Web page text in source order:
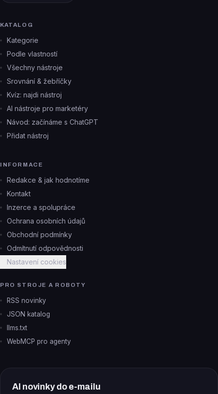
KATALOG
Kategorie
Podle vlastností
Všechny nástroje
Srovnání & žebříčky
Kvíz: najdi nástroj
AI nástroje pro marketéry
Návod: začínáme s ChatGPT
Přidat nástroj
INFORMACE
Redakce & jak hodnotíme
Kontakt
Inzerce a spolupráce
Ochrana osobních údajů
Obchodní podmínky
Odmítnutí odpovědnosti
Nastavení cookies
PRO STROJE A ROBOTY
RSS novinky
JSON katalog
llms.txt
WebMCP pro agenty
AI novinky do e-mailu